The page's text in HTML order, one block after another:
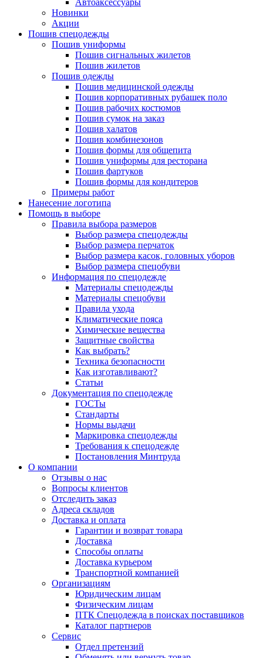
Автоаксессуары
Новинки
Акции
Пошив спецодежды
Пошив униформы
Пошив сигнальных жилетов
Пошив жилетов
Пошив одежды
Пошив медицинской одежды
Пошив корпоративных рубашек поло
Пошив рабочих костюмов
Пошив сумок на заказ
Пошив халатов
Пошив комбинезонов
Пошив формы для общепита
Пошив униформы для ресторана
Пошив фартуков
Пошив формы для кондитеров
Примеры работ
Нанесение логотипа
Помощь в выборе
Правила выбора размеров
Выбор размера спецодежды
Выбор размера перчаток
Выбор размера касок, головных уборов
Выбор размера спецобуви
Информация по спецодежде
Материалы спецодежды
Материалы спецобуви
Правила ухода
Климатические пояса
Химические вещества
Защитные свойства
Как выбрать?
Техника безопасности
Как изготавливают?
Статьи
Документация по спецодежде
ГОСТы
Cтандарты
Нормы выдачи
Маркировка спецодежды
Требования к спецодежде
Постановления Минтруда
О компании
Отзывы о нас
Вопросы клиентов
Отследить заказ
Адреса складов
Доставка и оплата
Гарантии и возврат товара
Доставка
Способы оплаты
Доставка курьером
Транспортной компанией
Организациям
Юридическим лицам
Физическим лицам
ПТК Спецодежда в поисках поставщиков
Каталог партнеров
Сервис
Отдел претензий